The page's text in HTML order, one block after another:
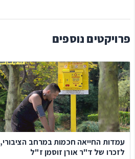
פרויקטים נוספים
עמדות החייאה חכמות במרחב הציבורי,
לזכרו של ד"ר אורן זוסמן ז"ל